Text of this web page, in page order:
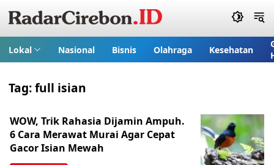
Lokal Nasional Bisnis Olahraga Kesehatan
Tag:full isian
WOW, Trik Rahasia Dijamin Ampuh.
6 Cara Merawat Murai Agar Cepat
Gacor Isian Mewah